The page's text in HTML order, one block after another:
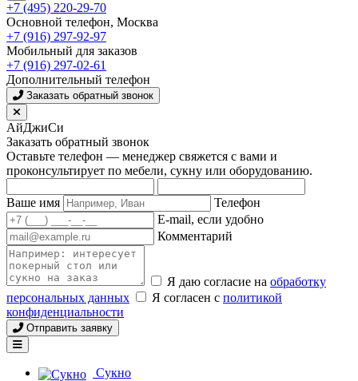
+7 (495) 220-29-70
Основной телефон, Москва
+7 (916) 297-92-97
Мобильный для заказов
+7 (916) 297-02-61
Дополнительный телефон
Заказать обратный звонок
АйДжиСи
Заказать обратный звонок
Оставьте телефон — менеджер свяжется с вами и
проконсультирует по мебели, сукну или оборудованию.
Ваше имя
Телефон
E-mail, если удобно
Комментарий
Я даю согласие на обработку
персональных данных
Я согласен с политикой
конфиденциальности
Отправить заявку
Сукно